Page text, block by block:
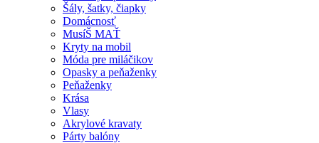
Šály, šatky, čiapky
Domácnosť
MusíŠ MAŤ
Kryty na mobil
Móda pre miláčikov
Opasky a peňaženky
Peňaženky
Krása
Vlasy
Akrylové kravaty
Párty balóny